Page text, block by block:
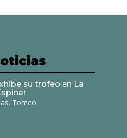
su trofeo en La
, Torneo